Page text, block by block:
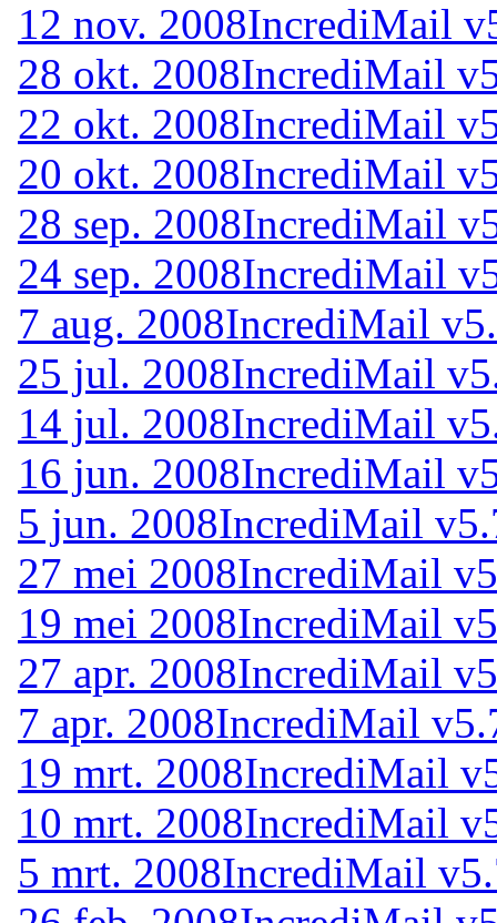
12 nov. 2008IncrediMail
28 okt. 2008IncrediMail
22 okt. 2008IncrediMail
20 okt. 2008IncrediMail
28 sep. 2008IncrediMail
24 sep. 2008IncrediMail
7 aug. 2008IncrediMail
25 jul. 2008IncrediMail
14 jul. 2008IncrediMail
16 jun. 2008IncrediMail
5 jun. 2008IncrediMail
27 mei 2008IncrediMail
19 mei 2008IncrediMail
27 apr. 2008IncrediMail
7 apr. 2008IncrediMail
19 mrt. 2008IncrediMail
10 mrt. 2008IncrediMail
5 mrt. 2008IncrediMail